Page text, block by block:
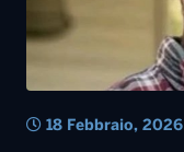
18 Febbraio, 2026